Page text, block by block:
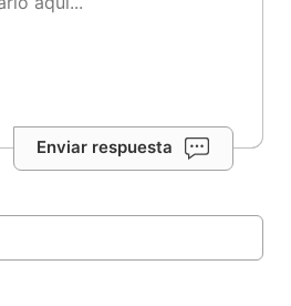
Enviar respuesta